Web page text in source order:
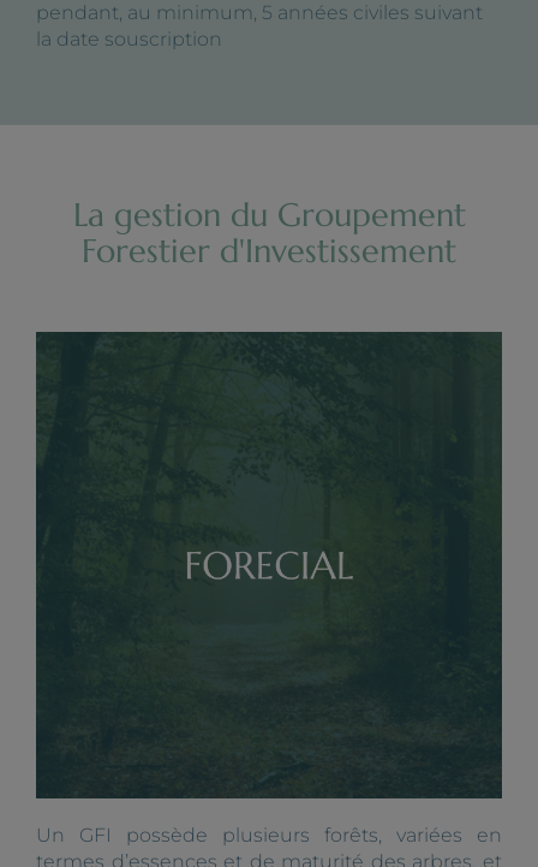
pendant, au minimum, 5 années civiles suivant
la date souscription
La gestion du Groupement
Forestier d'Investissement
Un GFI possède plusieurs forêts, variées en
termes d’essences et de maturité des arbres, et